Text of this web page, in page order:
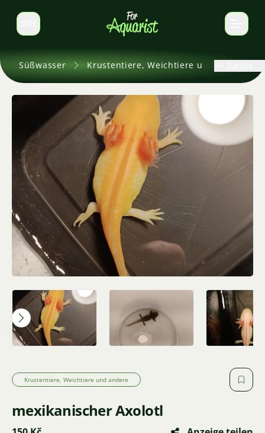
Sprache wechseln
Süßwasser Krustentiere, Weichtiere und andere
Krustentiere, Weichtiere und andere
mexikanischer Axolotl